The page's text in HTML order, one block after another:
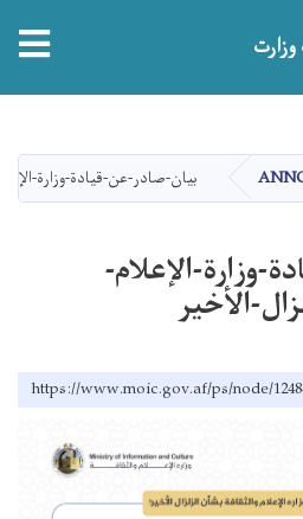
دانګل
بيان-صادر-عن-قيادة-وزارة-
وزارة-الإعلام-
الأخير
https://www.moic.gov.af/ps/node/